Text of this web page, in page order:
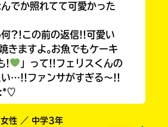
でか照れてて可愛かった
何?!この前の返信!!可愛い
きますよ｡お魚でもケーキ
!
」って!!フェリスくんの
い…!!ファンサがすぎる〜!!
性 ／ 中学3年